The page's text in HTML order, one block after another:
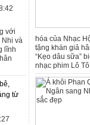
với
Nhi và
lĩnh
từ
hóa của Nhạc
tặng khán giả
“Kẹo dâu sữa”
nhạc phim Lô